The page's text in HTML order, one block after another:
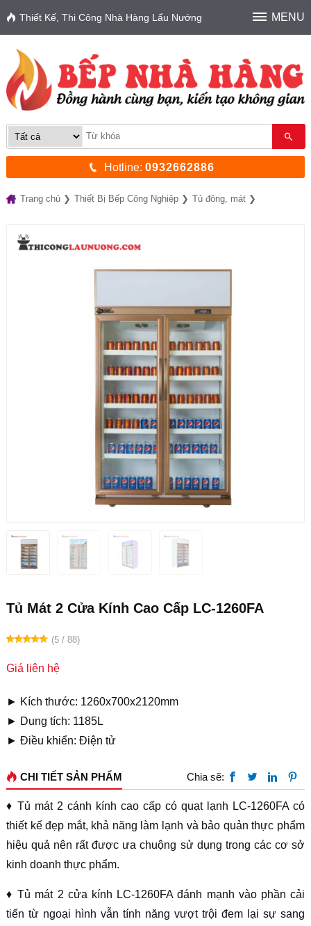
Thiết Kế, Thi Công Nhà Hàng Lẩu Nướng MENU
Hotline:0932662886
Trang chủ Thiết Bị Bếp Công Nghiệp Tủ đông, mát
Tủ Mát 2 Cửa Kính Cao Cấp LC-1260FA
(5 / 88)
Giá liên hệ
► Kích thước: 1260x700x2120mm
► Dung tích: 1185L
► Điều khiển: Điện tử
CHI TIẾT SẢN PHẨM Chia sẽ:
♦ Tủ mát 2 cánh kính cao cấp có quạt lạnh LC-1260FA có
thiết kế đẹp mắt, khả năng làm lạnh và bảo quản thực phẩm
hiệu quả nên rất được ưa chuộng sử dụng trong các cơ sở
kinh doanh thực phẩm.
♦ Tủ mát 2 cửa kính LC-1260FA đánh mạnh vào phần cải
tiến từ ngoại hình vẫn tính năng vượt trội đem lại sự sang